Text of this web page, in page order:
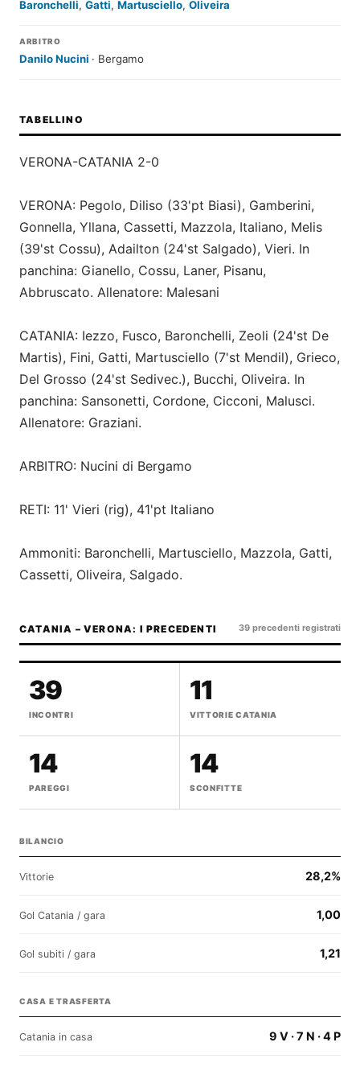
Baronchelli, Gatti, Martusciello, Oliveira
ARBITRO
Danilo Nucini · Bergamo
TABELLINO
VERONA-CATANIA 2-0
VERONA: Pegolo, Diliso (33'pt Biasi), Gamberini,
Gonnella, Yllana, Cassetti, Mazzola, Italiano, Melis
(39'st Cossu), Adailton (24'st Salgado), Vieri. In
panchina: Gianello, Cossu, Laner, Pisanu,
Abbruscato. Allenatore: Malesani
CATANIA: Iezzo, Fusco, Baronchelli, Zeoli (24'st De
Martis), Fini, Gatti, Martusciello (7'st Mendil), Grieco,
Del Grosso (24'st Sedivec.), Bucchi, Oliveira. In
panchina: Sansonetti, Cordone, Cicconi, Malusci.
Allenatore: Graziani.
ARBITRO: Nucini di Bergamo
RETI: 11' Vieri (rig), 41'pt Italiano
Ammoniti: Baronchelli, Martusciello, Mazzola, Gatti,
Cassetti, Oliveira, Salgado.
CATANIA – VERONA: I PRECEDENTI 39 precedenti registrati
39
INCONTRI
11
VITTORIE CATANIA
14
PAREGGI
14
SCONFITTE
BILANCIO
Vittorie 28,2%
Gol Catania / gara 1,00
Gol subiti / gara 1,21
CASA E TRASFERTA
Catania in casa 9 V · 7 N · 4 P